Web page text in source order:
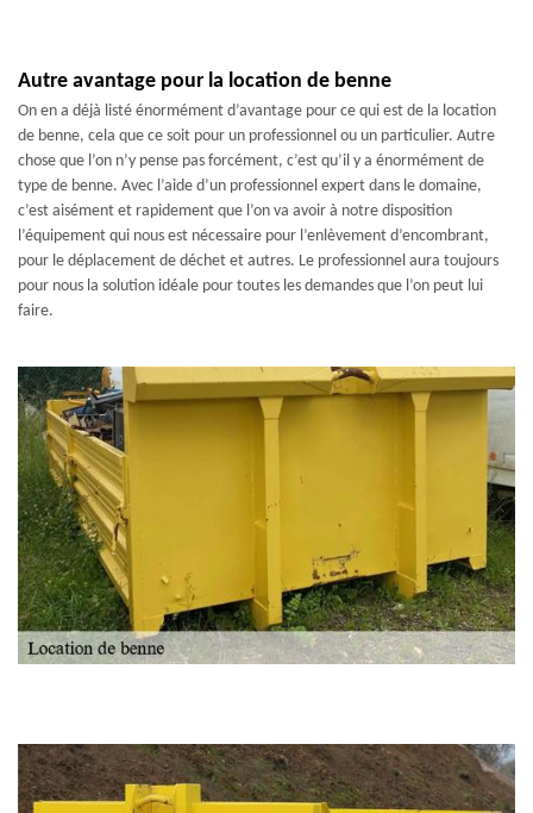
Autre avantage pour la location de benne
On en a déjà listé énormément d’avantage pour ce qui est de la location
de benne, cela que ce soit pour un professionnel ou un particulier. Autre
chose que l’on n’y pense pas forcément, c’est qu’il y a énormément de
type de benne. Avec l’aide d’un professionnel expert dans le domaine,
c’est aisément et rapidement que l’on va avoir à notre disposition
l’équipement qui nous est nécessaire pour l’enlèvement d’encombrant,
pour le déplacement de déchet et autres. Le professionnel aura toujours
pour nous la solution idéale pour toutes les demandes que l’on peut lui
faire.